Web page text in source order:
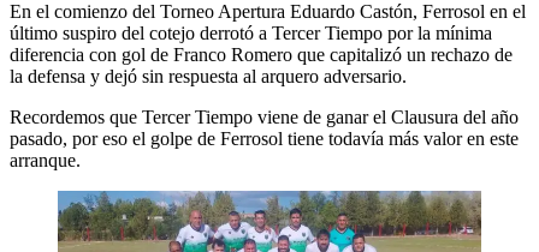
En el comienzo del Torneo Apertura Eduardo Castón, Ferrosol en el
último suspiro del cotejo derrotó a Tercer Tiempo por la mínima
diferencia con gol de Franco Romero que capitalizó un rechazo de
la defensa y dejó sin respuesta al arquero adversario.
Recordemos que Tercer Tiempo viene de ganar el Clausura del año
pasado, por eso el golpe de Ferrosol tiene todavía más valor en este
arranque.